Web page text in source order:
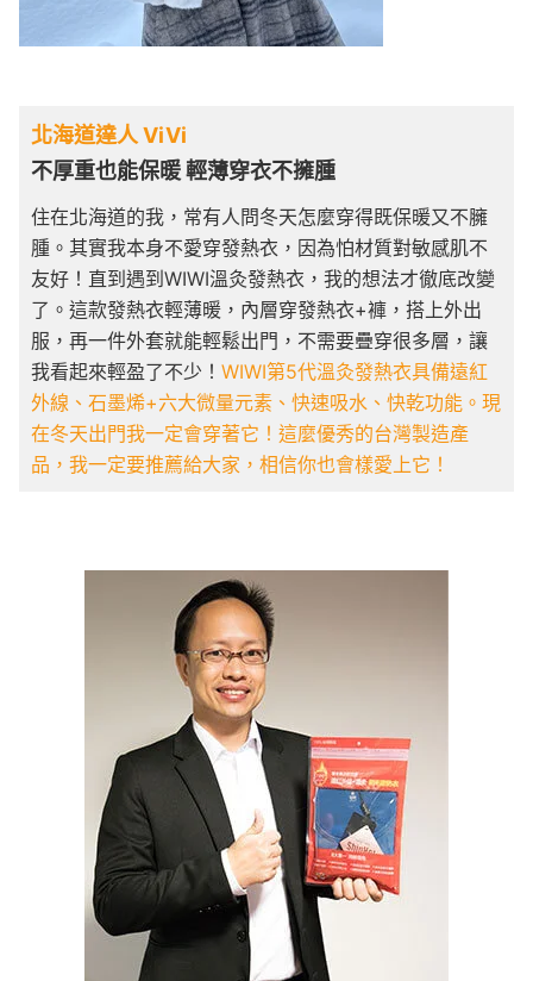
北海道達人 ViVi
不厚重也能保暖 輕薄穿衣不擁腫
住在北海道的我，常有人問冬天怎麼穿得既保暖又不臃
腫。其實我本身不愛穿發熱衣，因為怕材質對敏感肌不
友好！直到遇到WIWI溫灸發熱衣，我的想法才徹底改變
了。這款發熱衣輕薄暖，內層穿發熱衣+褲，搭上外出
服，再一件外套就能輕鬆出門，不需要疊穿很多層，讓
我看起來輕盈了不少！ WIWI第5代溫灸發熱衣具備遠紅
外線、石墨烯+六大微量元素、快速吸水、快乾功能。現
在冬天出門我一定會穿著它！這麼優秀的台灣製造產
品，我一定要推薦給大家，相信你也會樣愛上它！